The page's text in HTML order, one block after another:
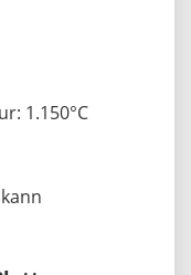
1.150°C